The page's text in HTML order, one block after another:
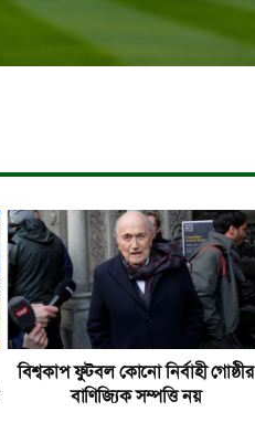
বিশ্বকাপ ফুটবল কোনো নির্বাহী গোষ্ঠীর
বাণিজ্যিক সম্পত্তি নয়